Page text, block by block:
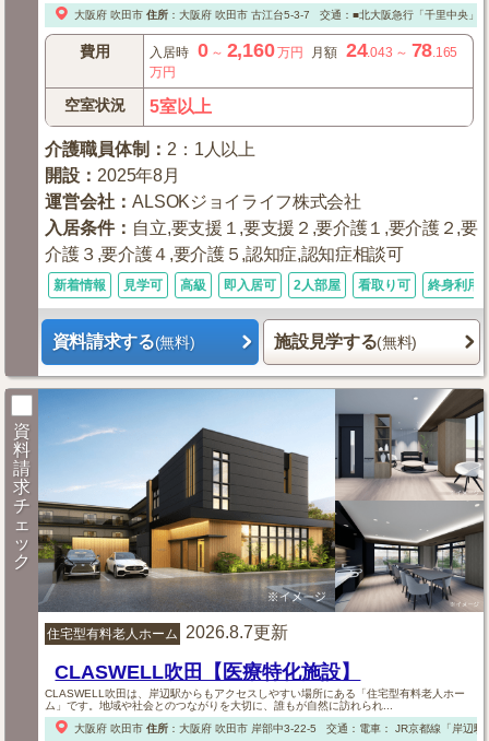
大阪府 吹田市 住所： 大阪府 吹田市古江台5-3-7 交通：■北大阪急行「千里中央」
費用 入居時 0～ 2,160万円 月額 24.043 ～ 78.165
万円
空室状況 5室以上
介護職員体制 ： 2：1人以上
開設 ： 2025年8月
運営会社 ：ALSOKジョイライフ株式会社
入居条件： 自立,要支援１,要支援２,要介護１,要介護２,要
介護３,要介護４,要介護５,認知症,認知症相談可
新着情報 見学可 高級 即入居可 2人部屋 看取り可 終身利用
資料請求する(無料) 施設見学する(無料)
資
料
請
求
チ
ェ
ッ
ク
住宅型有料老人ホーム 2026.8.7更新
CLASWELL吹田【医療特化施設】
CLASWELL吹田は、岸辺駅からもアクセスしやすい場所にある「住宅型有料老人ホー
ム」です。地域や社会とのつながりを大切に、誰もが自然に訪れられ...
大阪府 吹田市 住所： 大阪府 吹田市岸部中3-22-5 交通：電車： JR京都線「岸辺駅